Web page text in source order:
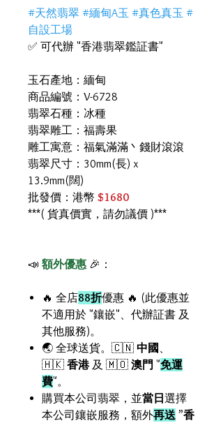
#天然翡翠 #緬甸A玉 #真色真玉 #
自設工場
✅ 可代辦 "香港翡翠鑑証書"
玉石產地：緬甸
商品編號：V-6728
翡翠石種：冰種
翡翠雕工：福壽果
雕工寓意：福氣滿滿丶錢財滾滾
翡翠尺寸：30mm(長) x
13.9mm(闊)
批發價：港幣 $1680
***( 貨真價實，請勿議價 )***
📣 額外優惠 🎉：
🔥 全店88折優惠 🔥 (此優惠並
不適用於 "鑲嵌"、代辦証書 及
其他服務)。
🌏 全球送貨。🇨🇳 中國 、
🇭🇰 香港及 🇲🇴 澳門 "免運
費"。
購買本公司翡翠，並當日 選擇
本公司鑲嵌服務，額外再送 ”香